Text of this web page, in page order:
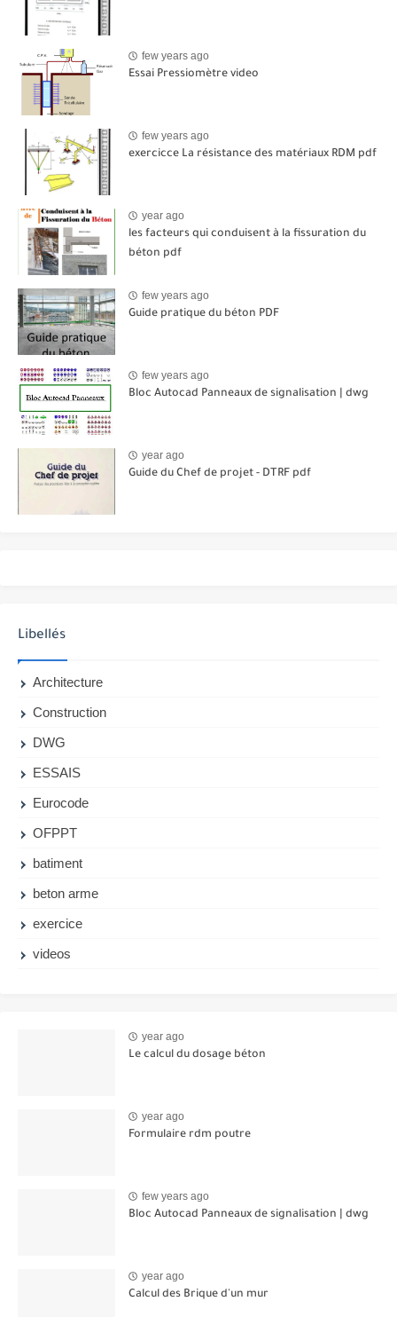
few years ago
Essai Pressiomètre video
few years ago
exercicce La résistance des matériaux RDM pdf
year ago
les facteurs qui conduisent à la fissuration du
béton pdf
few years ago
Guide pratique du béton PDF
few years ago
Bloc Autocad Panneaux de signalisation | dwg
year ago
Guide du Chef de projet - DTRF pdf
Libellés
Architecture
Construction
DWG
ESSAIS
Eurocode
OFPPT
batiment
beton arme
exercice
videos
year ago
Le calcul du dosage béton
year ago
Formulaire rdm poutre
few years ago
Bloc Autocad Panneaux de signalisation | dwg
year ago
Calcul des Brique d'un mur